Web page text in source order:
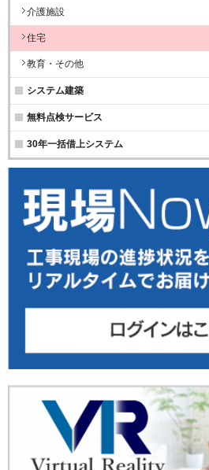
介護施設
住宅
教育・その他
システム建築
無料点検サービス
30年一括借上システム